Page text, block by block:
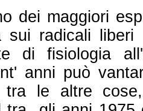
dei maggiori
sui radicali
di fisiologia
anni può
tra le altre